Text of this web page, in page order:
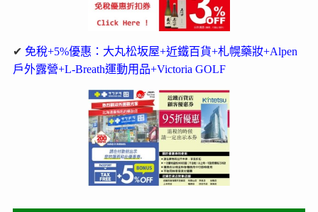
✔ 免稅+5%優惠：大丸松坂屋+近鐵百貨+札幌藥妝+Alpen
戶外露營+L-Breath運動用品+Victoria GOLF